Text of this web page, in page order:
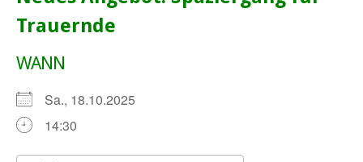
Trauernde
WANN
Sa., 18.10.2025
14:30